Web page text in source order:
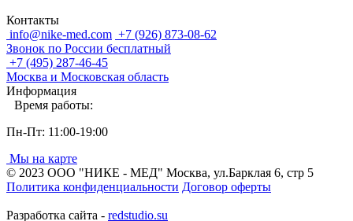
Контакты
info@nike-med.com +7 (926) 873-08-62
Звонок по России бесплатный
+7 (495) 287-46-45
Москва и Московская область
Информация
Время работы:
Пн-Пт: 11:00-19:00
Мы на карте
© 2023 ООО "НИКЕ - МЕД" Москва, ул.Барклая 6, стр 5
Политика конфиденциальности Договор оферты
Разработка сайта - redstudio.su